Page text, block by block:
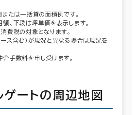
または一括貸の面積例です。
、下段は坪単価を表示します。
費税の対象となります。
ス含む）が現況と異なる場合は現況を
手数料を申し受けます。
ートの周辺地図